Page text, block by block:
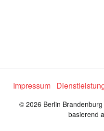
Impressum
© 2026 Berlin
basierend